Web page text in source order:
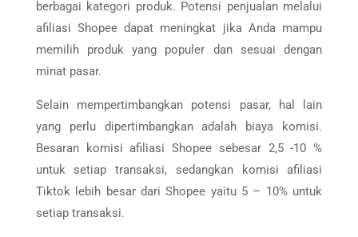
berbagai kategori produk. Potensi penjualan melalui
afiliasi Shopee dapat meningkat jika Anda mampu
memilih produk yang populer dan sesuai dengan
minat pasar.
Selain mempertimbangkan potensi pasar, hal lain
yang perlu dipertimbangkan adalah biaya komisi.
Besaran komisi afiliasi Shopee sebesar 2,5 -10 %
untuk setiap transaksi, sedangkan komisi afiliasi
Tiktok lebih besar dari Shopee yaitu 5 – 10% untuk
setiap transaksi.